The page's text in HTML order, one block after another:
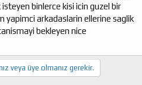
binlerce kisi icin guzel bir
yapimci arkadaslarin ellerine saglik
bekleyen nice
veya üye olmanız gerekir.